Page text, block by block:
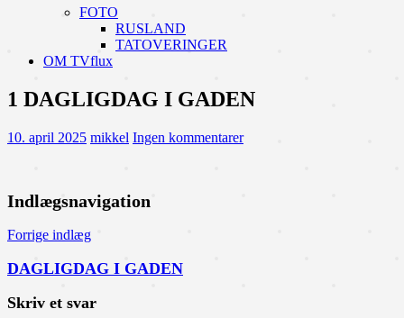
FOTO
RUSLAND
TATOVERINGER
OM TVflux
1 DAGLIGDAG I GADEN
10. april 2025 mikkel Ingen kommentarer
Indlægsnavigation
Forrige indlæg
DAGLIGDAG I GADEN
Skriv et svar